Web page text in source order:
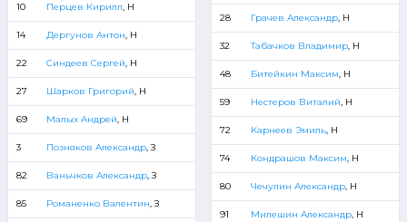
10 Перцев Кирилл, Н
14 Дергунов Антон, Н
22 Синдеев Сергей, Н
27 Шарков Григорий, Н
69 Малых Андрей, Н
3 Позняков Александр, З
82 Ваньчков Александр, З
85 Романенко Валентин, З
28 Грачев Александр, Н
32 Табачков Владимир, Н
48 Битейкин Максим, Н
59 Нестеров Виталий, Н
72 Карнеев Эмиль, Н
74 Кондрашов Максим, Н
80 Чечулин Александр, Н
91 Милешин Александр, Н